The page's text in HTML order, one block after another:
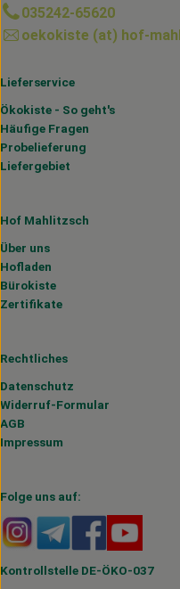
035242-65620
oekokiste (at) hof-
Lieferservice
Ökokiste - So geht's
Häufige Fragen
Probelieferung
Liefergebiet
Hof Mahlitzsch
Über uns
Hofladen
Bürokiste
Zertifikate
Rechtliches
Datenschutz
Widerruf-Formular
AGB
Impressum
Folge uns auf:
Externer Link zu
Externer Link
Externer
Kontrollstelle DE-ÖKO-037